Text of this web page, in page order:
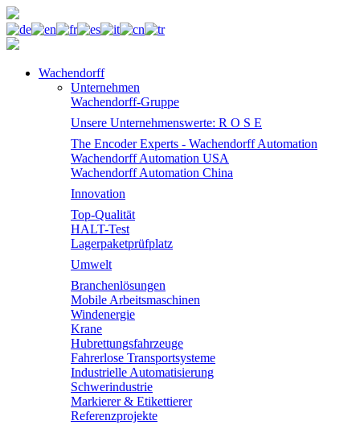
Wachendorff
Unternehmen
Wachendorff-Gruppe
Unsere Unternehmenswerte: R O S E
The Encoder Experts - Wachendorff Automation
Wachendorff Automation USA
Wachendorff Automation China
Innovation
Top-Qualität
HALT-Test
Lagerpaketprüfplatz
Umwelt
Branchenlösungen
Mobile Arbeitsmaschinen
Windenergie
Krane
Hubrettungsfahrzeuge
Fahrerlose Transportsysteme
Industrielle Automatisierung
Schwerindustrie
Markierer & Etikettierer
Referenzprojekte